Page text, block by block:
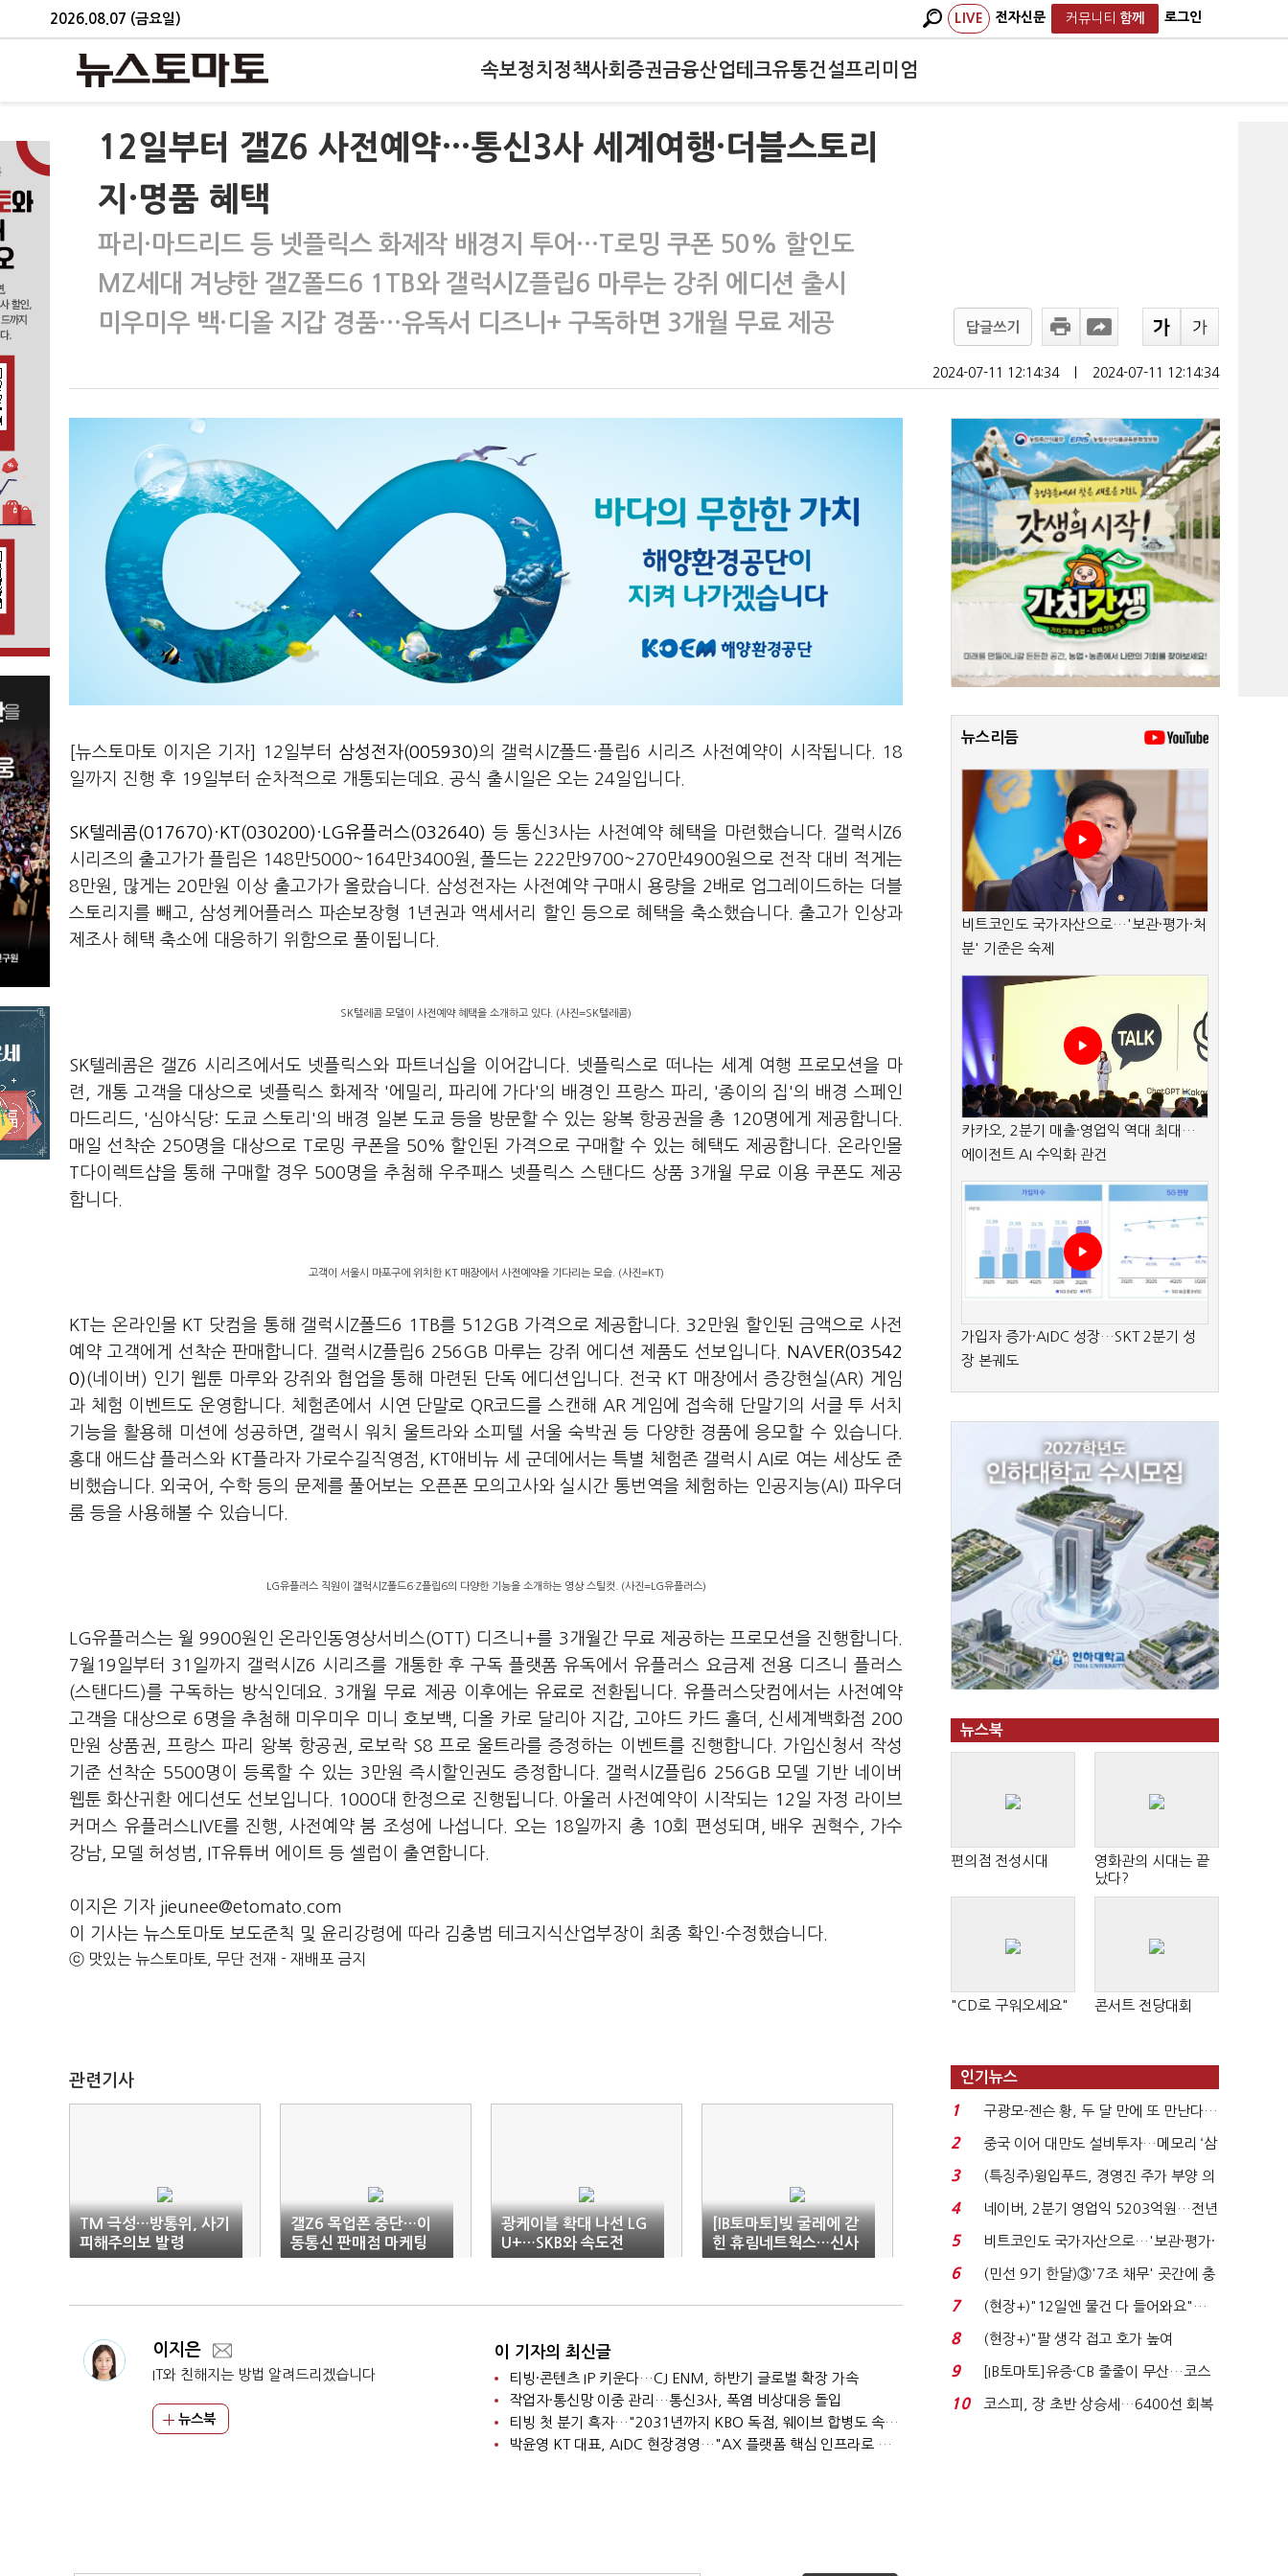
2026.08.07 (금요일) LIVE 전자신문 커뮤니티 함께 로그인
속보정치 정책사회 증권금융산업테크유통건설프리미엄
12일부터 갤Z6 사전예약…통신3사 세계여행·더블스토리
지·명품 혜택
파리·마드리드 등 넷플릭스 화제작 배경지 투어…T로밍 쿠폰 50% 할인도
MZ세대 겨냥한 갤Z폴드6 1TB와 갤럭시Z플립6 마루는 강쥐 에디션 출시
미우미우 백·디올 지갑 경품…유독서 디즈니+ 구독하면 3개월 무료 제공
답글쓰기
2024-07-11 12:14:34 2024-07-11 12:14:34
[뉴스토마토 이지은 기자] 12일부터 삼성전자(005930)의 갤럭시Z폴드·플립6 시리즈 사전예약이 시작됩니다. 18
일까지 진행 후 19일부터 순차적으로 개통되는데요. 공식 출시일은 오는 24일입니다.
SK텔레콤(017670) · KT(030200) · LG유플러스(032640) 등 통신3사는 사전예약 혜택을 마련했습니다. 갤럭시Z6
시리즈의 출고가가 플립은 148만5000~164만3400원, 폴드는 222만9700~270만4900원으로 전작 대비 적게는
8만원, 많게는 20만원 이상 출고가가 올랐습니다. 삼성전자는 사전예약 구매시 용량을 2배로 업그레이드하는 더블
스토리지를 빼고, 삼성케어플러스 파손보장형 1년권과 액세서리 할인 등으로 혜택을 축소했습니다. 출고가 인상과
제조사 혜택 축소에 대응하기 위함으로 풀이됩니다.
SK텔레콤 모델이 사전예약 혜택을 소개하고 있다. (사진=SK텔레콤)
SK텔레콤은 갤Z6 시리즈에서도 넷플릭스와 파트너십을 이어갑니다. 넷플릭스로 떠나는 세계 여행 프로모션을 마
련, 개통 고객을 대상으로 넷플릭스 화제작 '에밀리, 파리에 가다'의 배경인 프랑스 파리, '종이의 집'의 배경 스페인
마드리드, '심야식당: 도쿄 스토리'의 배경 일본 도쿄 등을 방문할 수 있는 왕복 항공권을 총 120명에게 제공합니다.
매일 선착순 250명을 대상으로 T로밍 쿠폰을 50% 할인된 가격으로 구매할 수 있는 혜택도 제공합니다. 온라인몰
T다이렉트샵을 통해 구매할 경우 500명을 추첨해 우주패스 넷플릭스 스탠다드 상품 3개월 무료 이용 쿠폰도 제공
합니다.
고객이 서울시 마포구에 위치한 KT 매장에서 사전예약을 기다리는 모습. (사진=KT)
KT는 온라인몰 KT 닷컴을 통해 갤럭시Z폴드6 1TB를 512GB 가격으로 제공합니다. 32만원 할인된 금액으로 사전
예약 고객에게 선착순 판매합니다. 갤럭시Z플립6 256GB 마루는 강쥐 에디션 제품도 선보입니다.
NAVER(03542
0)(네이버) 인기 웹툰 마루와 강쥐와 협업을 통해 마련된 단독 에디션입니다. 전국 KT 매장에서 증강현실(AR) 게임
과 체험 이벤트도 운영합니다. 체험존에서 시연 단말로 QR코드를 스캔해 AR 게임에 접속해 단말기의 서클 투 서치
기능을 활용해 미션에 성공하면, 갤럭시 워치 울트라와 소피텔 서울 숙박권 등 다양한 경품에 응모할 수 있습니다.
홍대 애드샵 플러스와 KT플라자 가로수길직영점, KT애비뉴 세 군데에서는 특별 체험존 갤럭시 AI로 여는 세상도 준
비했습니다. 외국어, 수학 등의 문제를 풀어보는 오픈폰 모의고사와 실시간 통번역을 체험하는 인공지능(AI) 파우더
룸 등을 사용해볼 수 있습니다.
LG유플러스 직원이 갤럭시Z폴드6·Z플립6의 다양한 기능을 소개하는 영상 스틸컷. (사진=LG유플러스)
LG유플러스는 월 9900원인 온라인동영상서비스(OTT) 디즈니+를 3개월간 무료 제공하는 프로모션을 진행합니다.
7월19일부터 31일까지 갤럭시Z6 시리즈를 개통한 후 구독 플랫폼 유독에서 유플러스 요금제 전용 디즈니 플러스
(스탠다드)를 구독하는 방식인데요. 3개월 무료 제공 이후에는 유료로 전환됩니다. 유플러스닷컴에서는 사전예약
고객을 대상으로 6명을 추첨해 미우미우 미니 호보백, 디올 카로 달리아 지갑, 고야드 카드 홀더, 신세계백화점 200
만원 상품권, 프랑스 파리 왕복 항공권, 로보락 S8 프로 울트라를 증정하는 이벤트를 진행합니다. 가입신청서 작성
기준 선착순 5500명이 등록할 수 있는 3만원 즉시할인권도 증정합니다. 갤럭시Z플립6 256GB 모델 기반 네이버
웹툰 화산귀환 에디션도 선보입니다. 1000대 한정으로 진행됩니다. 아울러 사전예약이 시작되는 12일 자정 라이브
커머스 유플러스LIVE를 진행, 사전예약 붐 조성에 나섭니다. 오는 18일까지 총 10회 편성되며, 배우 권혁수, 가수
강남, 모델 허성범, IT유튜버 에이트 등 셀럽이 출연합니다.
이지은 기자 jieunee@etomato.com
이 기사는 뉴스토마토 보도준칙 및 윤리강령에 따라 김충범 테크지식산업부장이 최종 확인·수정했습니다.
ⓒ 맛있는 뉴스토마토, 무단 전재 - 재배포 금지
관련기사
TM 극성…방통위, 사기
피해주의보 발령
갤Z6 목업폰 중단…이
동통신 판매점 마케팅
위축 우려
광케이블 확대 나선 LG
U+…SKB와 속도전
[IB토마토]빚 굴레에 갇
힌 휴림네트웍스…신사
업 계획도 '깜깜'
이지은
IT와 친해지는 방법 알려드리겠습니다
뉴스북
이 기자의 최신글
티빙·콘텐츠 IP 키운다…CJ ENM, 하반기 글로벌 확장 가속
작업자·통신망 이중 관리…통신3사, 폭염 비상대응 돌입
티빙 첫 분기 흑자…"2031년까지 KBO 독점, 웨이브 합병도 속도"
박윤영 KT 대표, AIDC 현장경영…"AX 플랫폼 핵심 인프라로 키운다"
뉴스리듬
비트코인도 국가자산으로…'보관·평가·처
분' 기준은 숙제
카카오, 2분기 매출·영업익 역대 최대…
에이전트 AI 수익화 관건
가입자 증가·AIDC 성장…SKT 2분기 성
장 본궤도
뉴스북
편의점 전성시대
영화관의 시대는 끝
났다?
"CD로 구워오세요" 콘서트 전당대회
인기뉴스
1
구광모-젠슨 황, 두 달 만에 또 만난다…
로봇·AI 등 논...
2
중국 이어 대만도 설비투자…메모리 ‘삼
국전쟁’
3
(특징주)윙입푸드, 경영진 주가 부양 의
지에 상한가...
4
네이버, 2분기 영업익 5203억원…전년
비 0.2% 감소...
5
비트코인도 국가자산으로…'보관·평가·
처분' 기준은 ...
6
(민선 9기 한달)③'7조 채무' 곳간에 충
격…추미애, 20년...
7
(현장+)"12일엔 물건 다 들어와요"…
빈 매대 채우며 문 연 ...
8
(현장+)"팔 생각 접고 호가 높여
요"…'덜 똘똘한 한 채' 20...
9
[IB토마토]유증·CB 줄줄이 무산…코스
닥 벌점 급증에 ...
10
코스피, 장 초반 상승세…6400선 회복